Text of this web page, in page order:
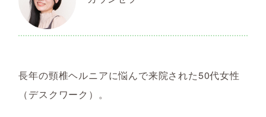
長年の頸椎ヘルニアに悩んで来院された50代女性
（デスクワーク）。